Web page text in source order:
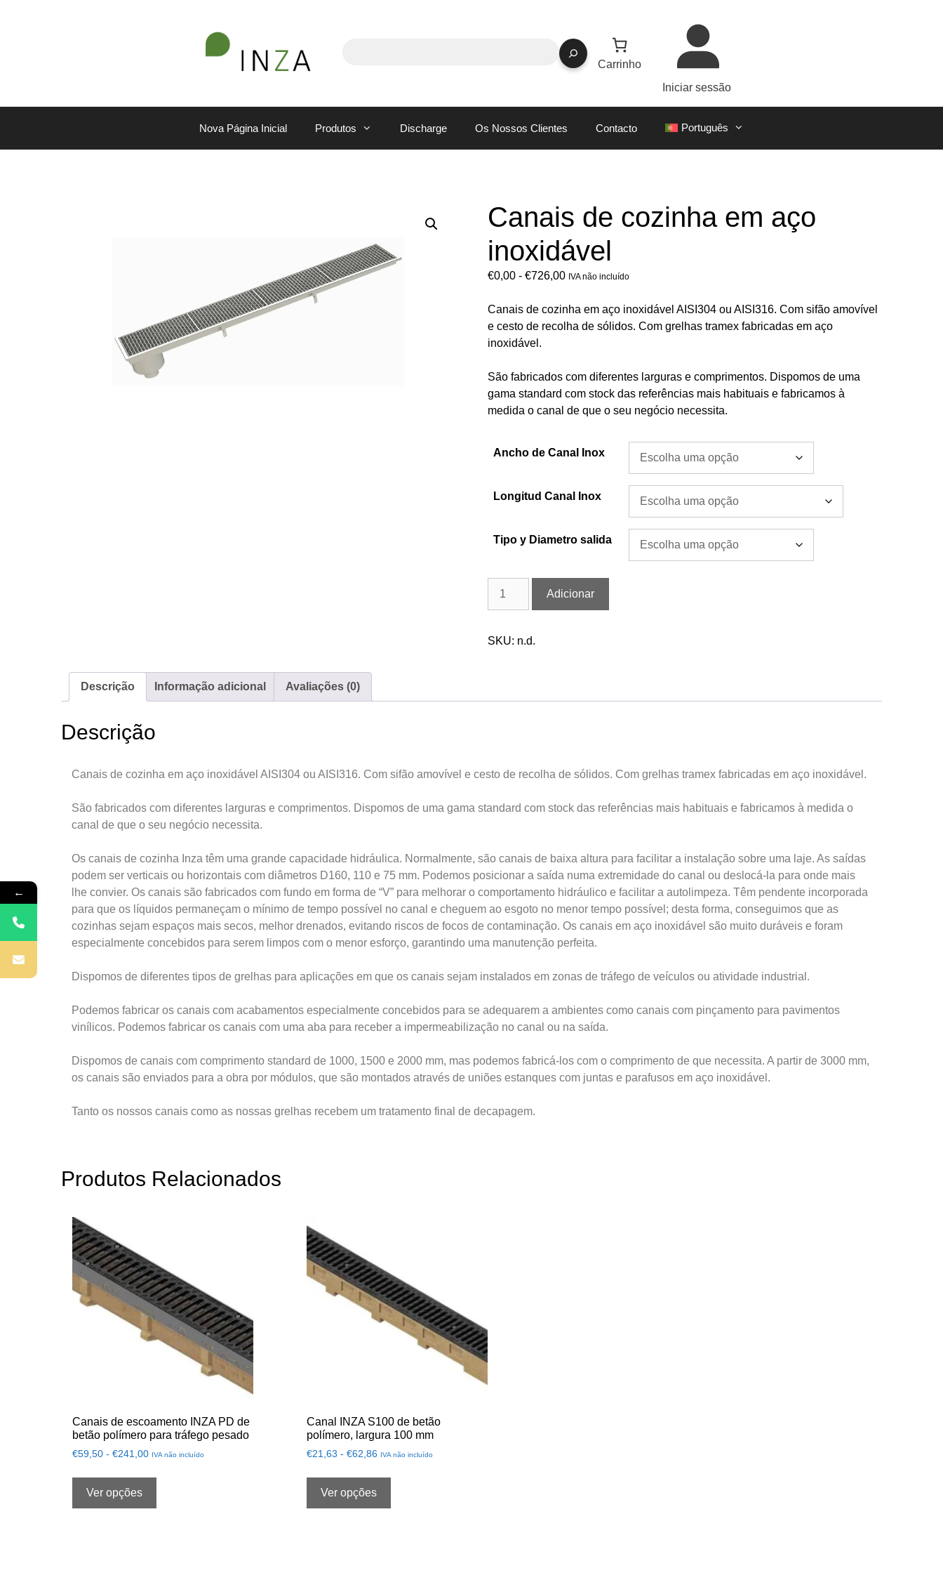
Carrinho
Iniciar sessão
Nova Página Inicial Produtos Discharge Os Nossos Clientes Contacto Português
Canais de cozinha em aço
inoxidável
€0,00 - €726,00 IVA não incluído
Canais de cozinha em aço inoxidável AISI304 ou AISI316. Com sifão amovível
e cesto de recolha de sólidos. Com grelhas tramex fabricadas em aço
inoxidável.
São fabricados com diferentes larguras e comprimentos. Dispomos de uma
gama standard com stock das referências mais habituais e fabricamos à
medida o canal de que o seu negócio necessita.
Ancho de Canal Inox
Longitud Canal Inox
Tipo y Diametro salida
Adicionar
SKU: n.d.
Descrição Informação adicional Avaliações (0)
Descrição
Canais de cozinha em aço inoxidável AISI304 ou AISI316. Com sifão amovível e cesto de recolha de sólidos. Com grelhas tramex fabricadas em aço inoxidável.
São fabricados com diferentes larguras e comprimentos. Dispomos de uma gama standard com stock das referências mais habituais e fabricamos à medida o
canal de que o seu negócio necessita.
Os canais de cozinha Inza têm uma grande capacidade hidráulica. Normalmente, são canais de baixa altura para facilitar a instalação sobre uma laje. As saídas
podem ser verticais ou horizontais com diâmetros D160, 110 e 75 mm. Podemos posicionar a saída numa extremidade do canal ou deslocá-la para onde mais
lhe convier. Os canais são fabricados com fundo em forma de “V” para melhorar o comportamento hidráulico e facilitar a autolimpeza. Têm pendente incorporada
para que os líquidos permaneçam o mínimo de tempo possível no canal e cheguem ao esgoto no menor tempo possível; desta forma, conseguimos que as
cozinhas sejam espaços mais secos, melhor drenados, evitando riscos de focos de contaminação. Os canais em aço inoxidável são muito duráveis e foram
especialmente concebidos para serem limpos com o menor esforço, garantindo uma manutenção perfeita.
Dispomos de diferentes tipos de grelhas para aplicações em que os canais sejam instalados em zonas de tráfego de veículos ou atividade industrial.
Podemos fabricar os canais com acabamentos especialmente concebidos para se adequarem a ambientes como canais com pinçamento para pavimentos
vinílicos. Podemos fabricar os canais com uma aba para receber a impermeabilização no canal ou na saída.
Dispomos de canais com comprimento standard de 1000, 1500 e 2000 mm, mas podemos fabricá-los com o comprimento de que necessita. A partir de 3000 mm,
os canais são enviados para a obra por módulos, que são montados através de uniões estanques com juntas e parafusos em aço inoxidável.
Tanto os nossos canais como as nossas grelhas recebem um tratamento final de decapagem.
Produtos Relacionados
Canais de escoamento INZA PD de
betão polímero para tráfego pesado
€59,50 - €241,00 IVA não incluído
Ver opções
Canal INZA S100 de betão
polímero, largura 100 mm
€21,63 - €62,86 IVA não incluído
Ver opções
←